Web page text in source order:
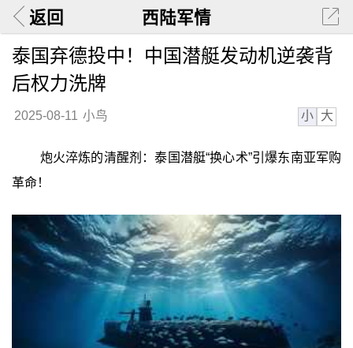
返回 西陆军情
泰国弃德投中！中国潜艇发动机逆袭背
后权力洗牌
2025-08-11 小鸟 小 大
炮火淬炼的清醒剂：泰国潜艇“换心术”引爆东南亚军购
革命！